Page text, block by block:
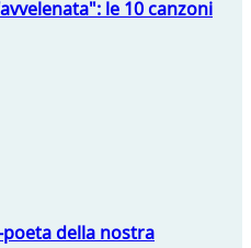
le 10 canzoni
della nostra